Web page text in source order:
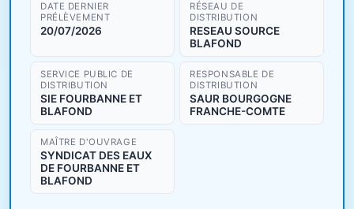
DATE DERNIER
PRÉLÈVEMENT
20/07/2026
RÉSEAU DE
DISTRIBUTION
RESEAU SOURCE
BLAFOND
SERVICE PUBLIC DE
DISTRIBUTION
SIE FOURBANNE ET
BLAFOND
RESPONSABLE DE
DISTRIBUTION
SAUR BOURGOGNE
FRANCHE-COMTE
MAÎTRE D'OUVRAGE
SYNDICAT DES EAUX
DE FOURBANNE ET
BLAFOND